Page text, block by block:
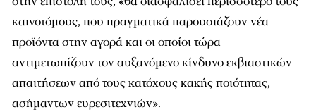
καινοτόμους, που πραγματικά παρουσιάζουν νέα
προϊόντα στην αγορά και οι οποίοι τώρα
αντιμετωπίζουν τον αυξανόμενο κίνδυνο εκβιαστικών
απαιτήσεων από τους κατόχους κακής ποιότητας,
ασήμαντων ευρεσιτεχνιών».